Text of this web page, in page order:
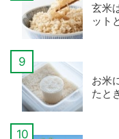
玄米
ット
お米
たと